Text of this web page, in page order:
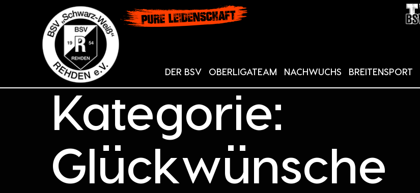
DER BSV OBERLIGATEAM NACHWUCHS BREITENSPORT
Kategorie:
Glückwünsche